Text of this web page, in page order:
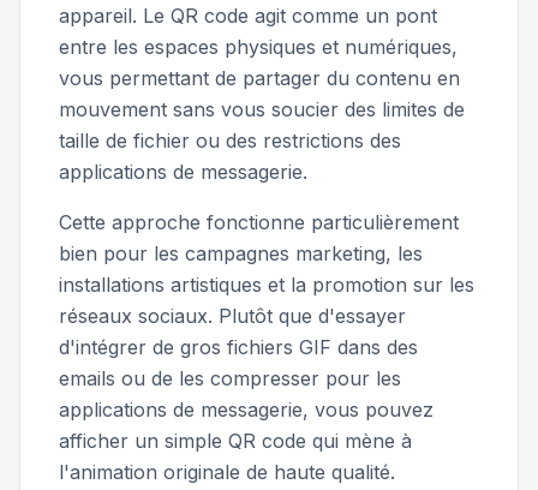
appareil. Le QR code agit comme un pont
entre les espaces physiques et numériques,
vous permettant de partager du contenu en
mouvement sans vous soucier des limites de
taille de fichier ou des restrictions des
applications de messagerie.
Cette approche fonctionne particulièrement
bien pour les campagnes marketing, les
installations artistiques et la promotion sur les
réseaux sociaux. Plutôt que d'essayer
d'intégrer de gros fichiers GIF dans des
emails ou de les compresser pour les
applications de messagerie, vous pouvez
afficher un simple QR code qui mène à
l'animation originale de haute qualité.